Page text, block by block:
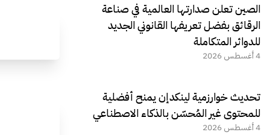
الصين تعلن صدارتها العالمية في صناعة
الرقائق بفضل تعريفها القانوني الجديد
للدوائر المتكاملة
4 أغسطس 2026
تحديث خوارزمية لينكدإن يمنح أفضلية
للمحتوى غير المُحسّن بالذكاء الاصطناعي
4 أغسطس 2026